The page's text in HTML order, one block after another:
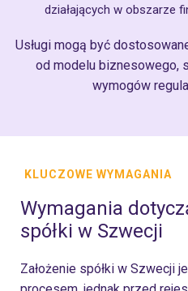
działających w obszarze
Usługi mogą być
od modelu biznesowego,
wymogów
KLUCZOWE WYMAGANIA
Wymagania
spółki w Szwecji
Założenie spółki w Szwecji